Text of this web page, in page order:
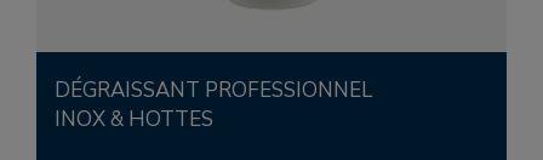
DÉGRAISSANT PROFESSIONNEL
INOX & HOTTES